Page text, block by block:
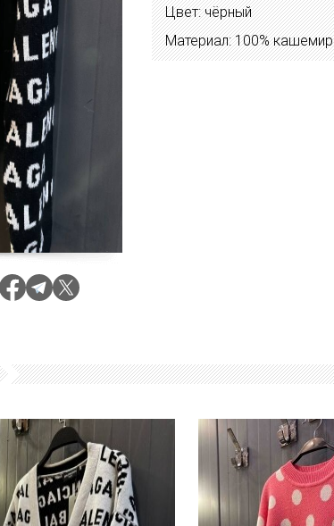
Цвет: чёрный
Материал: 100% кашемир